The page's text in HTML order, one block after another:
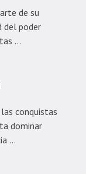
de su
del poder
…
conquistas
dominar
…